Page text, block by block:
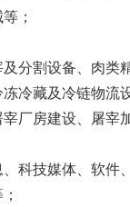
；
分割设备、肉类
冷藏及冷链物流
厂房建设、屠宰
科技媒体、软件